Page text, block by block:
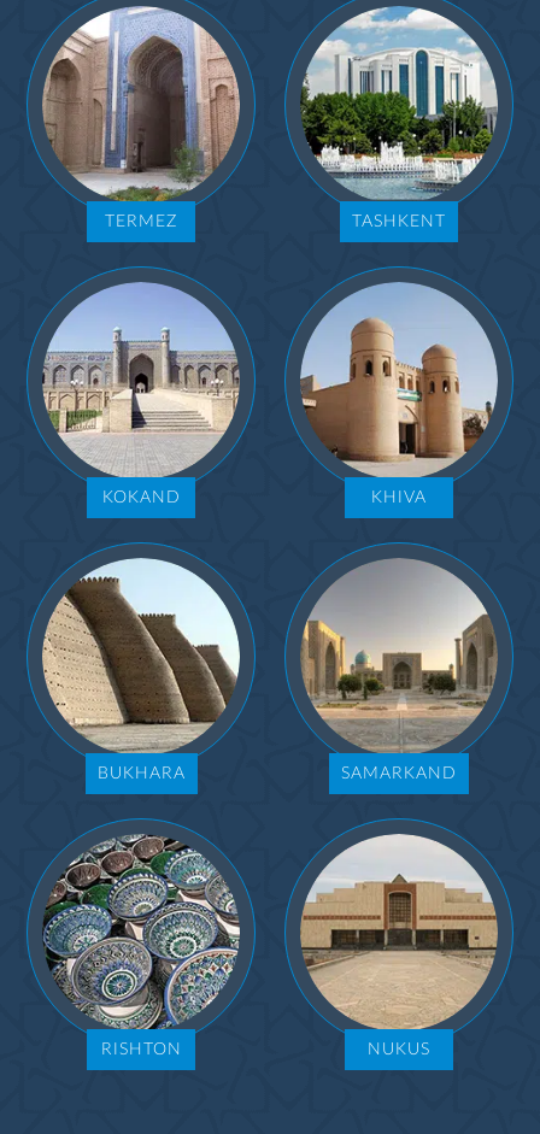
TERMEZ TASHKENT
KOKAND KHIVA
BUKHARA SAMARKAND
RISHTON NUKUS